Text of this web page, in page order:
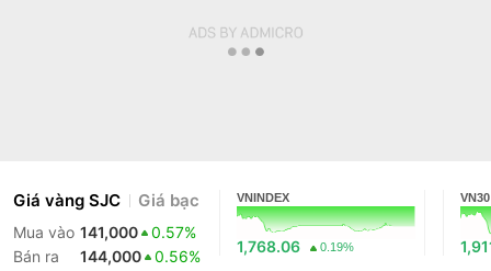
Giá vàng SJC Giá bạc
Mua vào 141,000
0.57%
Bán ra
144,000 0.56%
VNINDEX
1,768.06 0.19%
VN30